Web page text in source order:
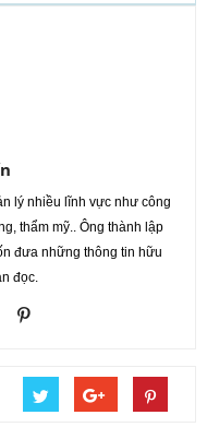
lý nhiều lĩnh vực như công
thẩm mỹ.. Ông thành lập
đưa những thông tin hữu
đọc.